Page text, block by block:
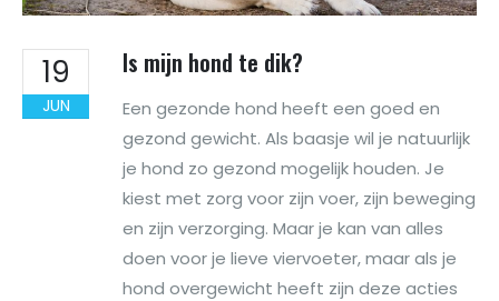
19
JUN
Is mijn hond te dik?
Een gezonde hond heeft een goed en
gezond gewicht. Als baasje wil je natuurlijk
je hond zo gezond mogelijk houden. Je
kiest met zorg voor zijn voer, zijn beweging
en zijn verzorging. Maar je kan van alles
doen voor je lieve viervoeter, maar als je
hond overgewicht heeft zijn deze acties